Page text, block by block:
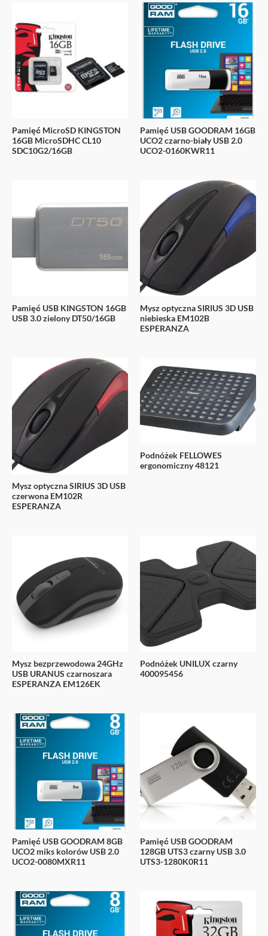
Pamięć MicroSD KINGSTON
16GB MicroSDHC CL10
SDC10G2/16GB
Pamięć USB GOODRAM 16GB
UCO2 czarno-biały USB 2.0
UCO2-0160KWR11
Pamięć USB KINGSTON 16GB
USB 3.0 zielony DT50/16GB
Mysz optyczna SIRIUS 3D USB
niebieska EM102B
ESPERANZA
Mysz optyczna SIRIUS 3D USB
czerwona EM102R
ESPERANZA
Podnóżek FELLOWES
ergonomiczny 48121
Mysz bezprzewodowa 24GHz
USB URANUS czarnoszara
ESPERANZA EM126EK
Podnóżek UNILUX czarny
400095456
Pamięć USB GOODRAM 8GB
UCO2 miks kolorów USB 2.0
UCO2-0080MXR11
Pamięć USB GOODRAM
128GB UTS3 czarny USB 3.0
UTS3-1280K0R11